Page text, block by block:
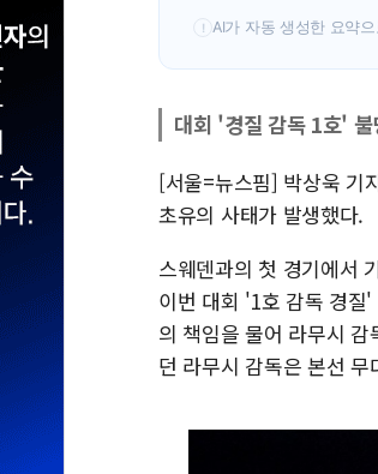
! AI가 자동 생성한 요약
대회 '경질 감독 1호'
[서울=뉴스핌] 박상욱 기
초유의 사태가 발생했다.
스웨덴과의 첫 경기에서
이번 대회 '1호 감독 경질
의 책임을 물어 라무시
던 라무시 감독은 본선